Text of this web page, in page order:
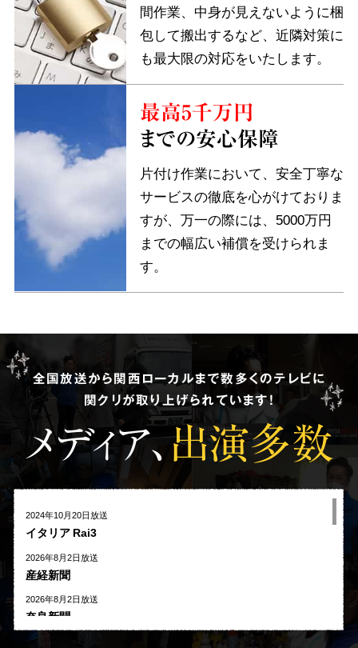
間作業、中身が見えないように梱
包して搬出するなど、近隣対策に
も最大限の対応をいたします。
最高5千万円
までの安心保障
片付け作業において、安全丁寧な
サービスの徹底を心がけておりま
すが、万一の際には、5000万円
までの幅広い補償を受けられま
す。
全国放送から関西ローカルまで数多くのテレビに
関クリが取り上げられています!
メディア、出演多数
2024年10月20日放送
イタリア Rai3
2026年8月2日放送
産経新聞
2026年8月2日放送
奈良新聞
2026年8月1日放送